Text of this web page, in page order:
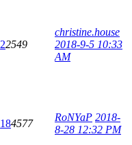
22549
christine.house
2018-9-5 10:33
AM
184577
RoNYaP 2018-
8-28 12:32 PM